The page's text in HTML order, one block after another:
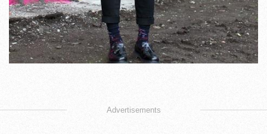
Advertisements